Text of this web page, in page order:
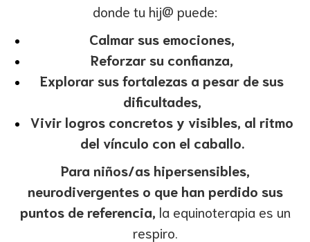
donde tu hij@ puede:
Calmar sus emociones,
Reforzar su confianza,
Explorar sus fortalezas a pesar de sus
dificultades,
Vivir logros concretos y visibles, al ritmo
del vínculo con el caballo.
Para niños/as hipersensibles,
neurodivergentes o que han perdido sus
puntos de referencia, la equinoterapia es un
respiro.